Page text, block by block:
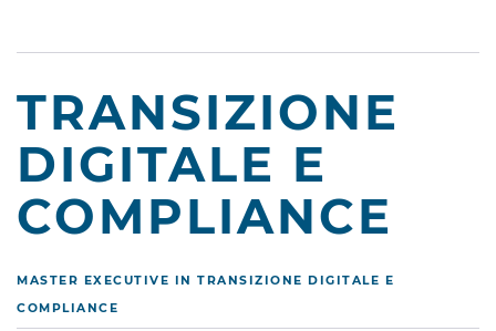
TRANSIZIONE
DIGITALE E
COMPLIANCE
MASTER EXECUTIVE IN TRANSIZIONE DIGITALE E
COMPLIANCE